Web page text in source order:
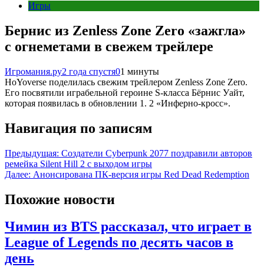
Игры
Бернис из Zenless Zone Zero «зажгла»
с огнеметами в свежем трейлере
Игромания.ру2 года спустя01 минуты
HoYoverse поделилась свежим трейлером Zenless Zone Zero.
Его посвятили играбельной героине S-класса Бёрнис Уайт,
которая появилась в обновлении 1. 2 «Инферно-кросс».
Навигация по записям
Предыдущая: Создатели Cyberpunk 2077 поздравили авторов
ремейка Silent Hill 2 с выходом игры
Далее: Анонсирована ПК-версия игры Red Dead Redemption
Похожие новости
Чимин из BTS рассказал, что играет в
League of Legends по десять часов в
день